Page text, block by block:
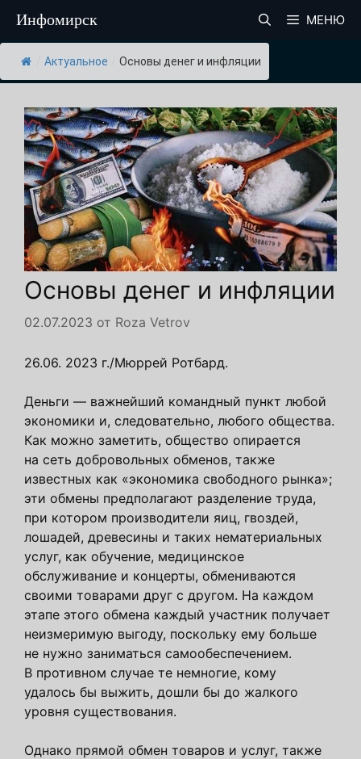
содержимому
Инфомирск МЕНЮ
Актуальное Основы денег и инфляции
Основы денег и инфляции
02.07.2023 от Roza Vetrov
26.06. 2023 г./Мюррей Ротбард.
Деньги — важнейший командный пункт любой
экономики и, следовательно, любого общества.
Как можно заметить, общество опирается
на сеть добровольных обменов, также
известных как «экономика свободного рынка»;
эти обмены предполагают разделение труда,
при котором производители яиц, гвоздей,
лошадей, древесины и таких нематериальных
услуг, как обучение, медицинское
обслуживание и концерты, обмениваются
своими товарами друг с другом. На каждом
этапе этого обмена каждый участник получает
неизмеримую выгоду, поскольку ему больше
не нужно заниматься самообеспечением.
В противном случае те немногие, кому
удалось бы выжить, дошли бы до жалкого
уровня существования.
Однако прямой обмен товаров и услуг, также